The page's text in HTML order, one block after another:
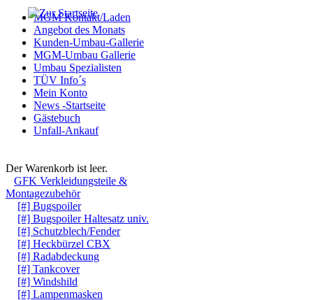
MGM Kontakt/Laden
Angebot des Monats
Kunden-Umbau-Gallerie
MGM-Umbau Gallerie
Umbau Spezialisten
TÜV Info´s
Mein Konto
News -Startseite
Gästebuch
Unfall-Ankauf
Der Warenkorb ist leer.
GFK Verkleidungsteile &
Montagezubehör
[#] Bugspoiler
[#] Bugspoiler Haltesatz univ.
[#] Schutzblech/Fender
[#] Heckbürzel CBX
[#] Radabdeckung
[#] Tankcover
[#] Windshild
[#] Lampenmasken